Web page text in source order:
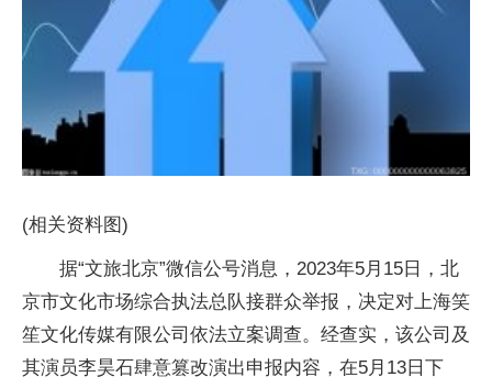
(相关资料图)
据“文旅北京”微信公号消息，2023年5月15日，北
京市文化市场综合执法总队接群众举报，决定对上海笑
笙文化传媒有限公司依法立案调查。经查实，该公司及
其演员李昊石肆意篡改演出申报内容，在5月13日下